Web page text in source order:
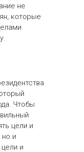
не
которые
Чтобы
цели и
но и
цели и